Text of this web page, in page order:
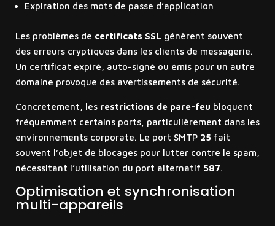
Expiration des mots de passe d’application
Les problèmes de certificats SSL génèrent souvent
des erreurs cryptiques dans les clients de messagerie.
Un certificat expiré, auto-signé ou émis pour un autre
domaine provoque des avertissements de sécurité.
Concrètement, les restrictions de pare-feu bloquent
fréquemment certains ports, particulièrement dans les
environnements corporate. Le port SMTP 25fait
souvent l’objet de blocages pour lutter contre le spam,
nécessitant l’utilisation du port alternatif 587.
Optimisation et synchronisation
multi-appareils